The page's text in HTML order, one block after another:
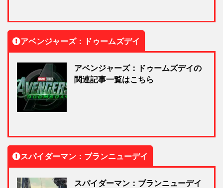
アベンジャーズ：ドゥームズデイ
アベンジャーズ：ドゥームズデイの
関連記事一覧はこちら
スパイダーマン：ブランニューデイ
スパイダーマン：ブランニューデイ